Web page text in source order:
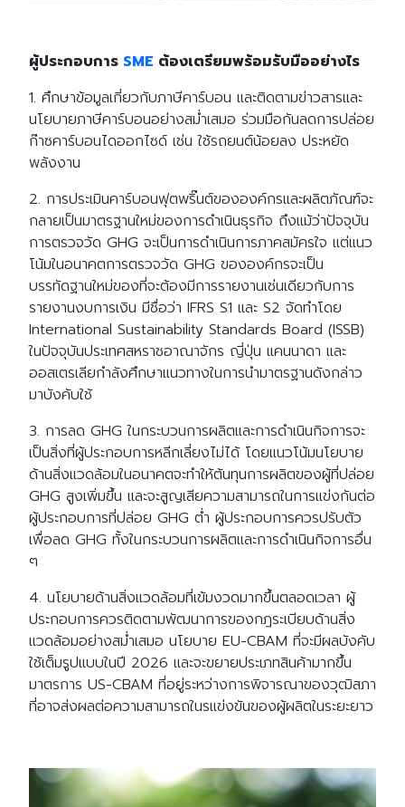
ผู้ประกอบการ SME ต้องเตรียมพร้อมรับมืออย่างไร
1. ศึกษาข้อมูลเกี่ยวกับภาษีคาร์บอน และติดตามข่าวสารและ
นโยบายภาษีคาร์บอนอย่างสม่ำเสมอ ร่วมมือกันลดการปล่อย
ก๊าซคาร์บอนไดออกไซด์ เช่น ใช้รถยนต์น้อยลง ประหยัด
พลังงาน
2. การประเมินคาร์บอนฟุตพริ๊นต์ขององค์กรและผลิตภัณฑ์จะ
กลายเป็นมาตรฐานใหม่ของการดำเนินธุรกิจ ถึงแม้ว่าปัจจุบัน
การตรวจวัด GHG จะเป็นการดำเนินการภาคสมัครใจ แต่แนว
โน้มในอนาคตการตรวจวัด GHG ขององค์กรจะเป็น
บรรทัดฐานใหม่ของที่จะต้องมีการรายงานเช่นเดียวกับการ
รายงานงบการเงิน มีชื่อว่า IFRS S1 และ S2 จัดทำโดย
International Sustainability Standards Board (ISSB)
ในปัจจุบันประเทศสหราชอาณาจักร ญี่ปุ่น แคนนาดา และ
ออสเตรเลียกำลังศึกษาแนวทางในการนำมาตรฐานดังกล่าว
มาบังคับใช้
3. การลด GHG ในกระบวนการผลิตและการดำเนินกิจการจะ
เป็นสิ่งที่ผู้ประกอบการหลีกเลี่ยงไม่ได้ โดยแนวโน้มนโยบาย
ด้านสิ่งแวดล้อมในอนาคตจะทำให้ต้นทุนการผลิตของผู้ที่ปล่อย
GHG สูงเพิ่มขึ้น และจะสูญเสียความสามารถในการแข่งกันต่อ
ผู้ประกอบการที่ปล่อย GHG ต่ำ ผู้ประกอบการควรปรับตัว
เพื่อลด GHG ทั้งในกระบวนการผลิตและการดำเนินกิจการอื่น
ๆ
4. นโยบายด้านสิ่งแวดล้อมที่เข้มงวดมากขึ้นตลอดเวลา ผู้
ประกอบการควรติดตามพัฒนาการของกฎระเบียบด้านสิ่ง
แวดล้อมอย่างสม่ำเสมอ นโยบาย EU-CBAM ที่จะมีผลบังคับ
ใช้เต็มรูปแบบในปี 2026 และจะขยายประเภทสินค้ามากขึ้น
มาตรการ US-CBAM ที่อยู่ระหว่างการพิจารณาของวุฒิสภา
ที่อาจส่งผลต่อความสามารถในรแข่งขันของผู้ผลิตในระยะยาว